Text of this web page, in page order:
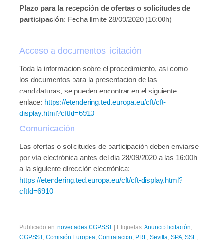
Plazo para la recepción de ofertas o solicitudes de
participación: Fecha límite 28/09/2020 (16:00h)
Acceso a documentos licitación
Toda la informacion sobre el procedimiento, asi como
los documentos para la presentacion de las
candidaturas, se pueden encontrar en el siguiente
enlace: https://etendering.ted.europa.eu/cft/cft-
display.html?cftId=6910
Comunicación
Las ofertas o solicitudes de participación deben enviarse
por vía electrónica antes del dia 28/09/2020 a las 16:00h
a la siguiente dirección electrónica:
https://etendering.ted.europa.eu/cft/cft-display.html?
cftId=6910
Publicado en: novedades CGPSST | Etiquetas:Anuncio licitación
CGPSST, Comisión Europea Contratacion PRL Sevilla SPA SSL